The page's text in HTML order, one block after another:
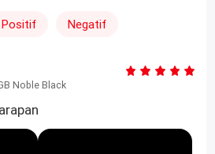
Positif Negatif
Noble Black